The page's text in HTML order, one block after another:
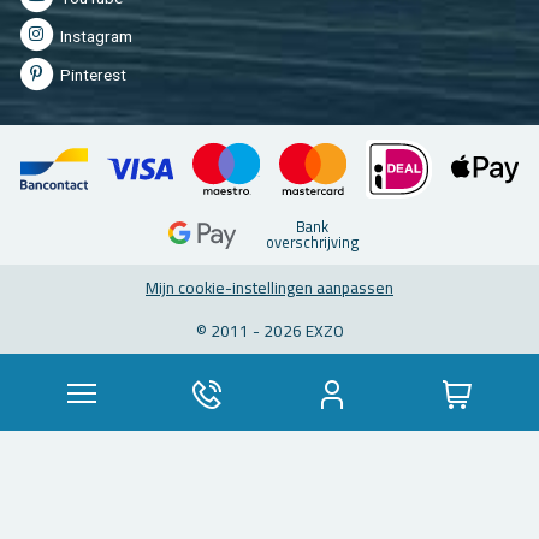
In­st­agram
Pin­te­rest
Bank
over­schrij­ving
Mijn coo­kie-in­stel­lin­gen aan­pas­sen
© 2011 - 2026 EXZO